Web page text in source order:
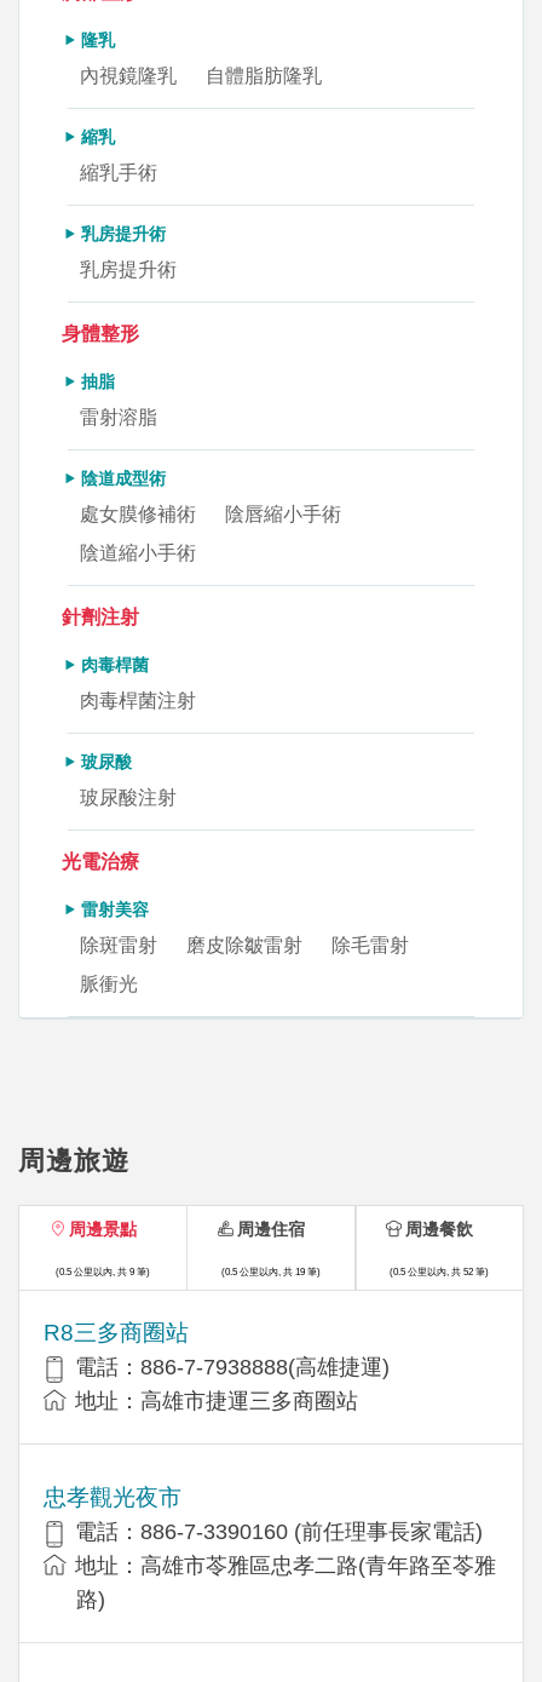
隆乳
內視鏡隆乳 自體脂肪隆乳
縮乳
縮乳手術
乳房提升術
乳房提升術
身體整形
抽脂
雷射溶脂
陰道成型術
處女膜修補術
陰唇縮小手術
陰道縮小手術
針劑注射
肉毒桿菌
肉毒桿菌注射
玻尿酸
玻尿酸注射
光電治療
雷射美容
除斑雷射 磨皮除皺雷射
除毛雷射
脈衝光
周邊旅遊
周邊景點
(0.5 公里以內, 共 9 筆)
R8三多商圈站
電話：886-7-7938888(高雄捷運)
地址：高雄市捷運三多商圈站
忠孝觀光夜市
電話：886-7-3390160 (前任理事長家電話)
地址：高雄市苓雅區忠孝二路(青年路至苓雅
路)
周邊住宿
(0.5 公里以內, 共 19 筆)
周邊餐飲
(0.5 公里以內, 共 52 筆)